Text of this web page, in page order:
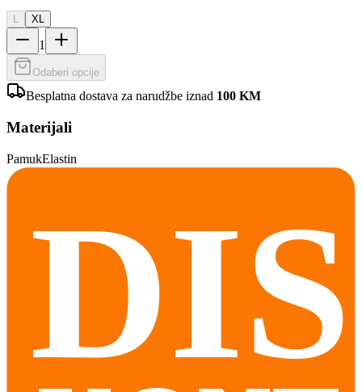
L XL
1
Odaberi opcije
Besplatna dostava za narudžbe iznad 100 KM
Materijali
PamukElastin